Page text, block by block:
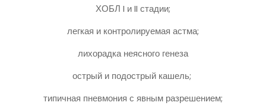
ХОБЛ I и II стадии;
легкая и контролируемая астма;
лихорадка неясного генеза
острый и подострый кашель;
типичная пневмония с явным разрешением;